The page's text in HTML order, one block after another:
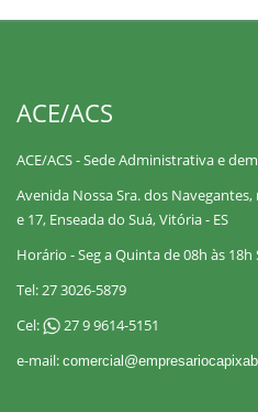
ACE/ACS
ACE/ACS - Sede Administrativa e
Avenida Nossa Sra. dos Navegantes,
e 17, Enseada do Suá, Vitória - ES
Horário - Seg a Quinta de 08h às 18h
Tel: 27 3026-5879
Cel:
27 9 9614-5151
e-mail: